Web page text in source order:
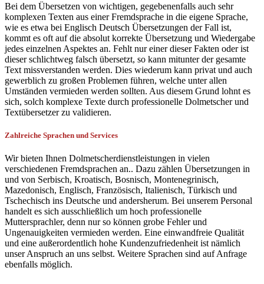
Bei dem Übersetzen von wichtigen, gegebenenfalls auch sehr
komplexen Texten aus einer Fremdsprache in die eigene Sprache,
wie es etwa bei Englisch Deutsch Übersetzungen der Fall ist,
kommt es oft auf die absolut korrekte Übersetzung und Wiedergabe
jedes einzelnen Aspektes an. Fehlt nur einer dieser Fakten oder ist
dieser schlichtweg falsch übersetzt, so kann mitunter der gesamte
Text missverstanden werden. Dies wiederum kann privat und auch
gewerblich zu großen Problemen führen, welche unter allen
Umständen vermieden werden sollten. Aus diesem Grund lohnt es
sich, solch komplexe Texte durch professionelle Dolmetscher und
Textübersetzer zu validieren.
Zahlreiche Sprachen und Services
Wir bieten Ihnen Dolmetscherdienstleistungen in vielen
verschiedenen Fremdsprachen an.. Dazu zählen Übersetzungen in
und von Serbisch, Kroatisch, Bosnisch, Montenegrinisch,
Mazedonisch, Englisch, Französisch, Italienisch, Türkisch und
Tschechisch ins Deutsche und andersherum. Bei unserem Personal
handelt es sich ausschließlich um hoch professionelle
Muttersprachler, denn nur so können grobe Fehler und
Ungenauigkeiten vermieden werden. Eine einwandfreie Qualität
und eine außerordentlich hohe Kundenzufriedenheit ist nämlich
unser Anspruch an uns selbst. Weitere Sprachen sind auf Anfrage
ebenfalls möglich.